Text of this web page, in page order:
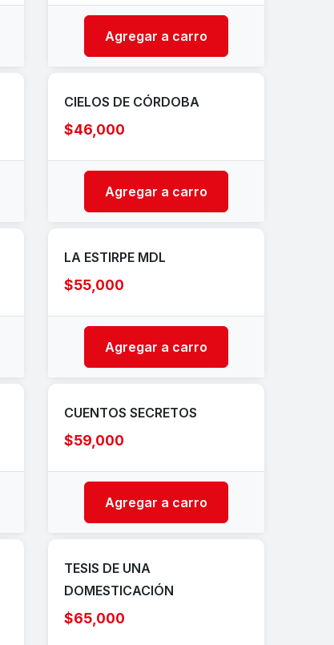
Agregar a carro
CIELOS DE CÓRDOBA
$46,000
Agregar a carro
LA ESTIRPE MDL
$55,000
Agregar a carro
CUENTOS SECRETOS
$59,000
Agregar a carro
TESIS DE UNA
DOMESTICACIÓN
$65,000